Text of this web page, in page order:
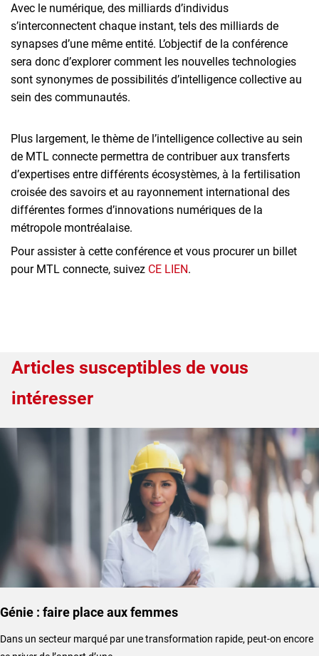
Avec le numérique, des milliards d’individus
s’interconnectent chaque instant, tels des milliards de
synapses d’une même entité. L’objectif de la conférence
sera donc d’explorer comment les nouvelles technologies
sont synonymes de possibilités d’intelligence collective au
sein des communautés.
Plus largement, le thème de l’intelligence collective au sein
de MTL connecte permettra de contribuer aux transferts
d’expertises entre différents écosystèmes, à la fertilisation
croisée des savoirs et au rayonnement international des
différentes formes d’innovations numériques de la
métropole montréalaise.
Pour assister à cette conférence et vous procurer un billet
pour MTL connecte, suivez CE LIEN.
Articles susceptibles de vous
intéresser
Génie : faire place aux femmes
Dans un secteur marqué par une transformation rapide, peut-on encore